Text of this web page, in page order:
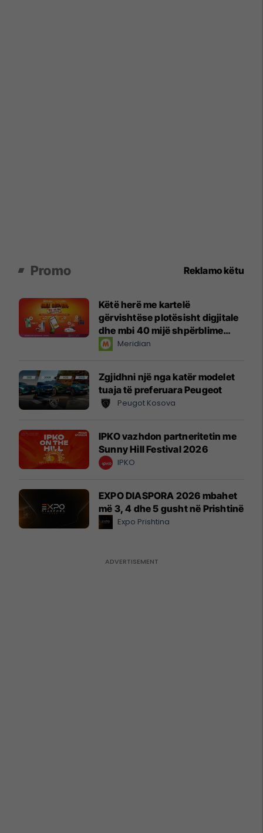
Promo Reklamo këtu
Këtë herë me kartelë
gërvishtëse plotësisht digjitale
dhe mbi 40 mijë shpërblime
instant!Meridian
Zgjidhni një nga katër modelet
tuaja të preferuara Peugeot
Peugot Kosova
IPKO vazhdon partneritetin me
Sunny Hill Festival 2026
IPKO
EXPO DIASPORA 2026 mbahet
më 3, 4 dhe 5 gusht në Prishtinë
Expo Prishtina